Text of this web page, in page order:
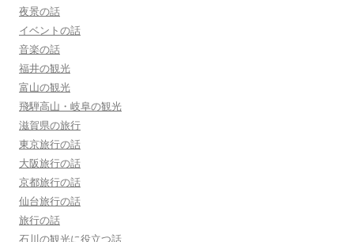
夜景の話
イベントの話
音楽の話
福井の観光
富山の観光
飛騨高山・岐阜の観光
滋賀県の旅行
東京旅行の話
大阪旅行の話
京都旅行の話
仙台旅行の話
旅行の話
石川の観光に役立つ話